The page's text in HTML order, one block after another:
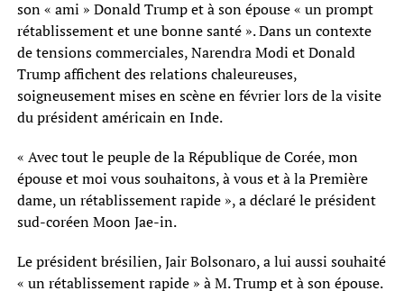
son « ami » Donald Trump et à son épouse « un prompt
rétablissement et une bonne santé ». Dans un contexte
de tensions commerciales, Narendra Modi et Donald
Trump affichent des relations chaleureuses,
soigneusement mises en scène en février lors de la visite
du président américain en Inde.
« Avec tout le peuple de la République de Corée, mon
épouse et moi vous souhaitons, à vous et à la Première
dame, un rétablissement rapide », a déclaré le président
sud-coréen Moon Jae-in.
Le président brésilien, Jair Bolsonaro, a lui aussi souhaité
« un rétablissement rapide » à M. Trump et à son épouse.